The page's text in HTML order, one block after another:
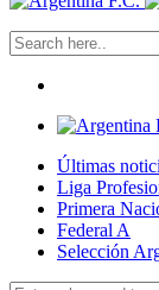
Últimas
Liga
Primera
Federal A
Selección